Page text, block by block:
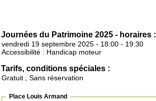
Journées du Patrimoine 2025 - horaires :
vendredi 19 septembre 2025 - 18:00 - 19:30
Accessibilité : Handicap moteur
Tarifs, conditions spéciales :
Gratuit , Sans réservation
Place Louis Armand